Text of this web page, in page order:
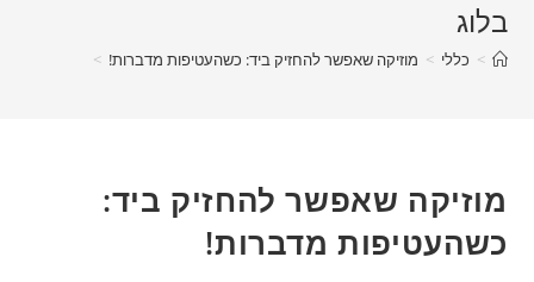
בלוג
> כללי > מוזיקה שאפשר להחזיק ביד: כשהעטיפות מדברות! >
מוזיקה שאפשר להחזיק ביד:
כשהעטיפות מדברות!